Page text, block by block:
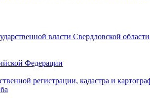
власти Свердловской области
Федерации
регистрации, кадастра и